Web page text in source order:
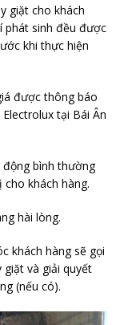
giặt cho khách
phát sinh đều được
khi thực hiện
được thông báo
tại Bái Ân
bình thường
khách hàng.
hài lòng.
khách hàng sẽ gọi
và giải quyết
(nếu có).